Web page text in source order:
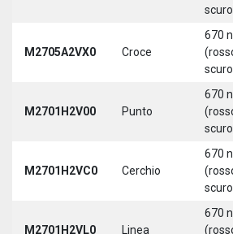
M2705A2VX0 Croce
670
M2701H2V00 Punto
670
M2701H2VC0 Cerchio
670
M2701H2VL0 Linea
670